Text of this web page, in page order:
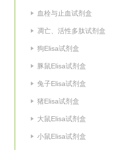
血栓与止血试剂盒
凋亡、活性多肽试剂盒
狗Elisa试剂盒
豚鼠Elisa试剂盒
兔子Elisa试剂盒
猪Elisa试剂盒
大鼠Elisa试剂盒
小鼠Elisa试剂盒